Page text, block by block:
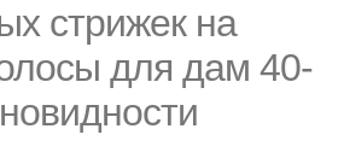
стрижек на
для дам 40-